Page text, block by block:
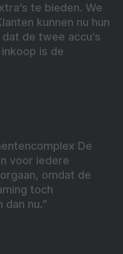
te bieden. We
kunnen nu hun
de twee accu’s
is de
De
voor iedere
omdat de
toch
nu.”